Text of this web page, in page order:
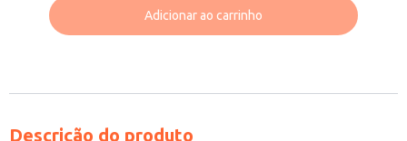
Adicionar ao carrinho
Descrição do produto